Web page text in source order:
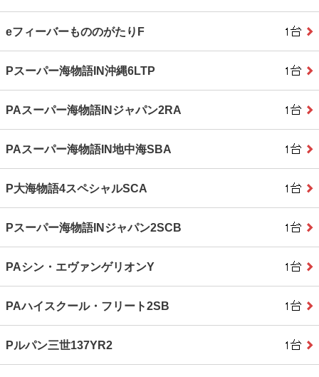
eフィーバーもののがたりF
Pスーパー海物語IN沖縄6LTP
PAスーパー海物語INジャパン2RA
PAスーパー海物語IN地中海SBA
P大海物語4スペシャルSCA
Pスーパー海物語INジャパン2SCB
PAシン・エヴァンゲリオンY
PAハイスクール・フリート2SB
Pルパン三世137YR2